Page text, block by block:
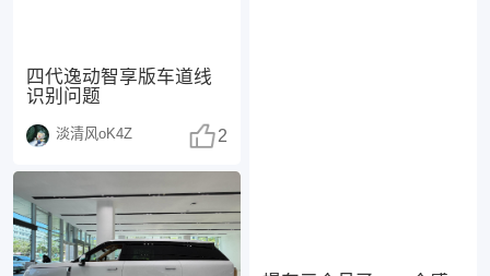
四代逸动智享版车道线
识别问题
淡清风oK4Z 2